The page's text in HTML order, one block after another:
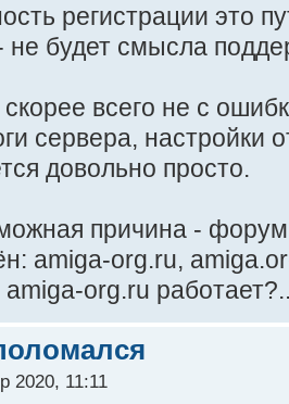
регистрации это
будет смысла
скорее всего не с
сервера, настройки
довольно просто.
причина -
amiga-org.ru,
amiga-org.ru
2020, 11:11